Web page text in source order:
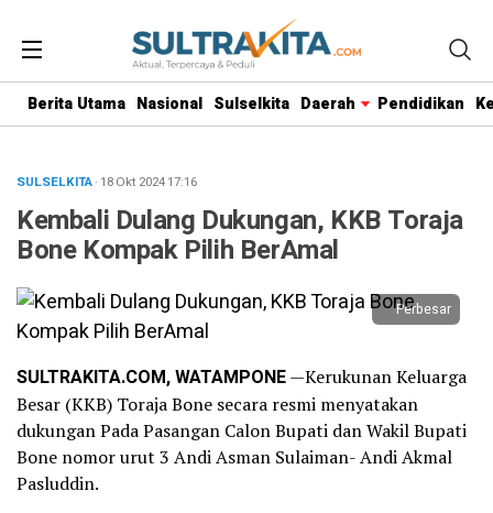
Berita Utama Nasional Sulselkita Daerah Pendidikan
SULSELKITA· 18 Okt 202417:16
Kembali Dulang Dukungan, KKB Toraja
Bone Kompak Pilih BerAmal
Perbesar
SULTRAKITA.COM, WATAMPONE—Kerukunan Keluarga
Besar (KKB) Toraja Bone secara resmi menyatakan
dukungan Pada Pasangan Calon Bupati dan Wakil Bupati
Bone nomor urut 3 Andi Asman Sulaiman- Andi Akmal
Pasluddin.